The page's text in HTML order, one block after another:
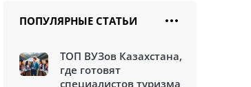
ПОПУЛЯРНЫЕ СТАТЬИ
ТОП ВУЗов Казахстана,
где готовят
специалистов туризма